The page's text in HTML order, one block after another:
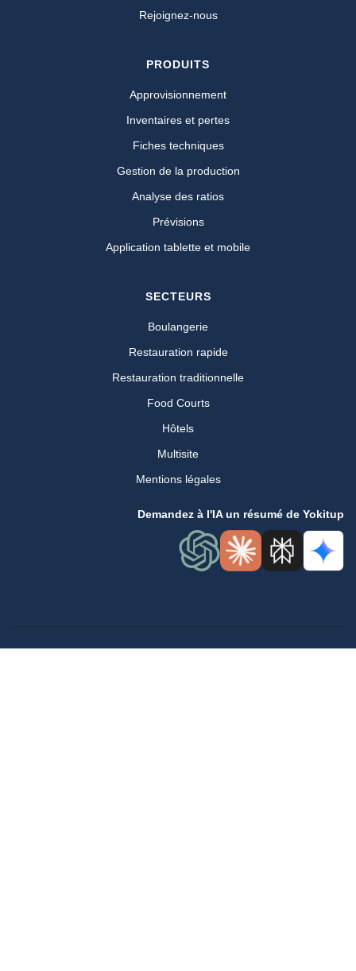
Rejoignez-nous
PRODUITS
Approvisionnement
Inventaires et pertes
Fiches techniques
Gestion de la production
Analyse des ratios
Prévisions
Application tablette et mobile
SECTEURS
Boulangerie
Restauration rapide
Restauration traditionnelle
Food Courts
Hôtels
Multisite
Mentions légales
Demandez à l'IA un résumé de Yokitup